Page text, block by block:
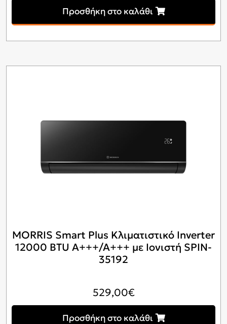
Προσθήκη στο καλάθι
MORRIS Smart Plus Κλιματιστικό Inverter
12000 BTU A+++/A+++ με Ιονιστή SPIN-
35192
529,00€
Προσθήκη στο καλάθι